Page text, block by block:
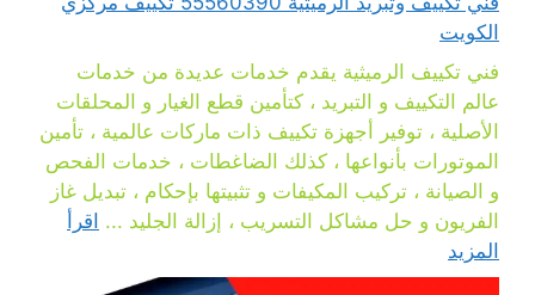
الكويت
فني تكييف الرميثية يقدم خدمات عديدة من خدمات
عالم التكييف و التبريد ، كتأمين قطع الغيار و المحلقات
الأصلية ، توفير أجهزة تكييف ذات ماركات عالمية ، تأمين
الموتورات بأنواعها ، كذلك الضاغطات ، خدمات الفحص
و الصيانة ، تركيب المكيفات و تثبيتها بإحكام ، تبديل غاز
الفريون و حل مشاكل التسريب ، إزالة الجليد ... اقرأ
المزيد